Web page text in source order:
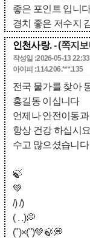
좋은 포인트 입니
경치 좋은 저수지
인천사랑.- (쪽지
작성일 :2026-05-13
아이피 :114.206.***.135
전국 물가를 찾아
홍길동 이십니다
언제나 안전이동
항상 건강 하십시요
수고 많으셨습니다
🍃
💚
/) /)
( . .)💭
(")×(")💚🍃💭